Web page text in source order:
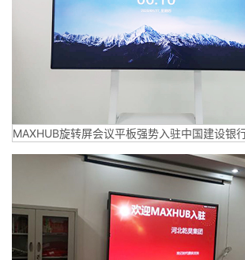
MAXHUB旋转屏会议平板强势入驻中国建设银